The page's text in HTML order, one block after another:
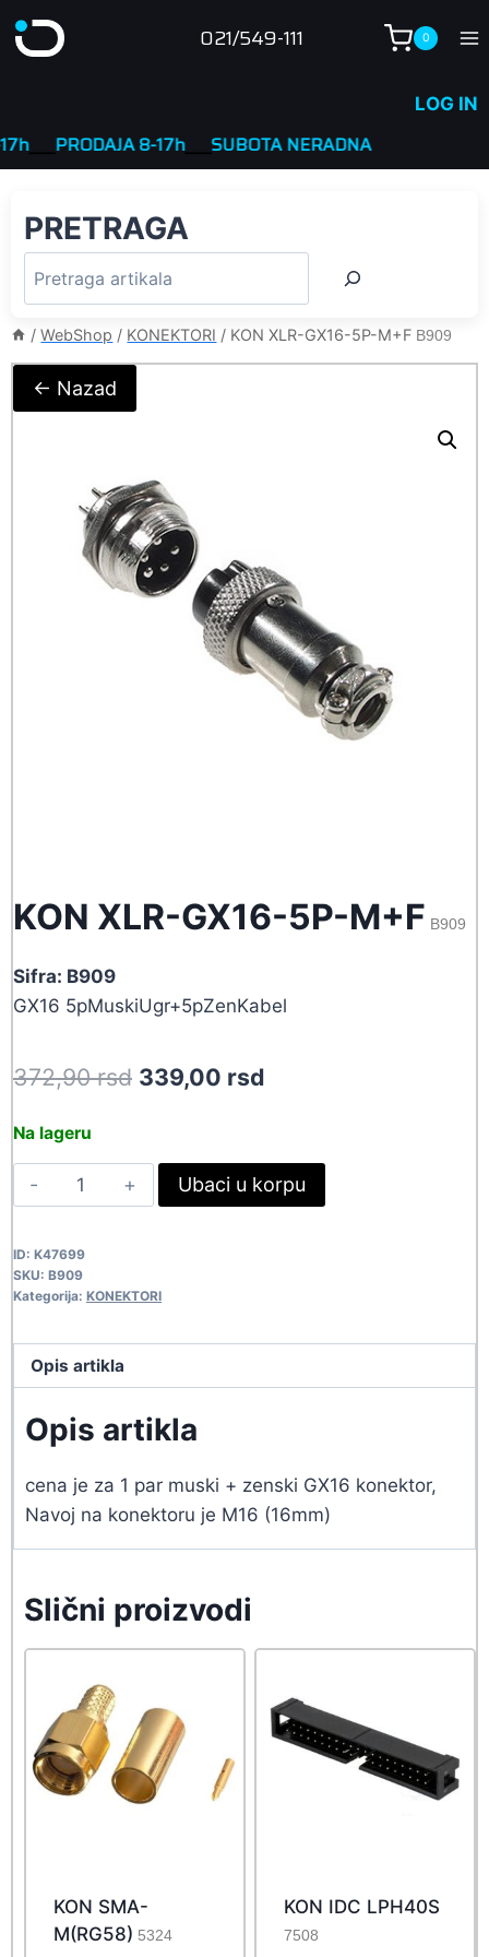
to
021/549-111 0
LOG IN
PRODAJA 8-17h____SUBOTA NERADNA
PRETRAGA
/ WebShop / KONEKTORI / KON XLR-GX16-5P-M+F B909
← Nazad
KON XLR-GX16-5P-M+F B909
Sifra: B909
GX16 5pMuskiUgr+5pZenKabel
372,90rsd Original
372,90 rsd.
339,00 rsd
339,00 rsd.
Na lageru
KON
XLR-
5P-
M+F
quantity
Ubaci u korpu
ID: K47699
SKU: B909
Kategorija: KONEKTORI
Opis artikla
Opis artikla
cena je za 1 par muski + zenski GX16 konektor,
Navoj na konektoru je M16 (16mm)
Slični proizvodi
KON SMA-
M(RG58) 5324
KON IDC LPH40S
7508